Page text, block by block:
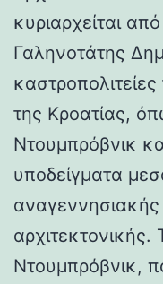
κυριαρχείται
Γαληνοτάτης
της Κροατίας,
Ντουμπρόβνικ
υποδείγματα
αρχιτεκτονικής.
Ντουμπρόβνικ,